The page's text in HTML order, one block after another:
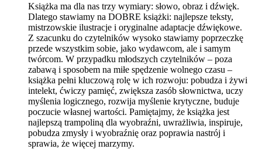
Książka ma dla nas trzy wymiary: słowo, obraz i dźwięk.
Dlatego stawiamy na DOBRE książki: najlepsze teksty,
mistrzowskie ilustracje i oryginalne adaptacje dźwiękowe.
Z szacunku do czytelników wysoko stawiamy poprzeczkę
przede wszystkim sobie, jako wydawcom, ale i samym
twórcom. W przypadku młodszych czytelników – poza
zabawą i sposobem na miłe spędzenie wolnego czasu –
książka pełni kluczową rolę w ich rozwoju: pobudza i żywi
intelekt, ćwiczy pamięć, zwiększa zasób słownictwa, uczy
myślenia logicznego, rozwija myślenie krytyczne, buduje
poczucie własnej wartości. Pamiętajmy, że książka jest
najlepszą trampoliną dla wyobraźni, uwrażliwia, inspiruje,
pobudza zmysły i wyobraźnię oraz poprawia nastrój i
sprawia, że więcej marzymy.